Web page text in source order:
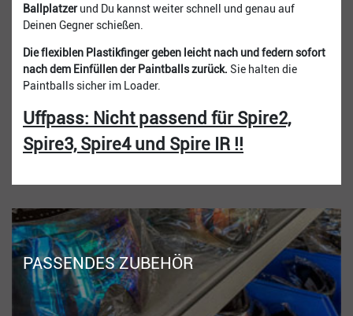
Ballplatzerund Du kannst weiter schnell und genau auf
Deinen Gegner schießen.
Die flexiblen Plastikfinger geben leicht nach und federn sofort
nach dem Einfüllen der Paintballs zurück. Sie halten die
Paintballs sicher im Loader.
Uffpass: Nicht passend für Spire2,
Spire3, Spire4 und Spire IR !!
PASSENDES ZUBEHÖR